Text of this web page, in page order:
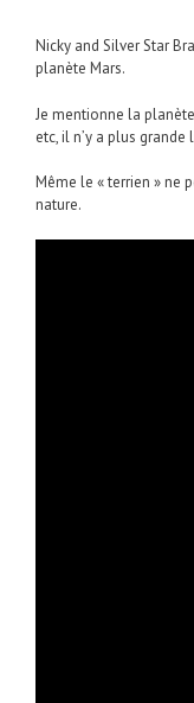
Nicky and Silver Star
planète Mars.
Je mentionne la
etc, il n’y a plus
Même le « terrien » ne
nature.